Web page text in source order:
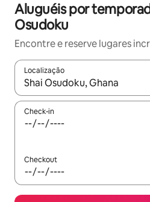
Aluguéis por
Osudoku
Encontre e reserve lugares
Localização
Quando os resultados
Check-in
Checkout